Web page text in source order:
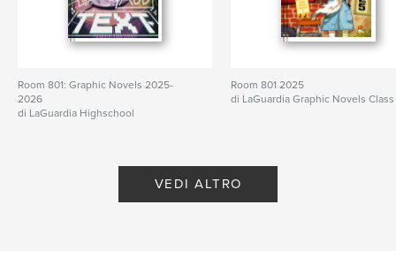
Room 801: Graphic Novels 2025-
2026
di LaGuardia Highschool
Room 801 2025
di LaGuardia Graphic Novels Class
VEDI ALTRO